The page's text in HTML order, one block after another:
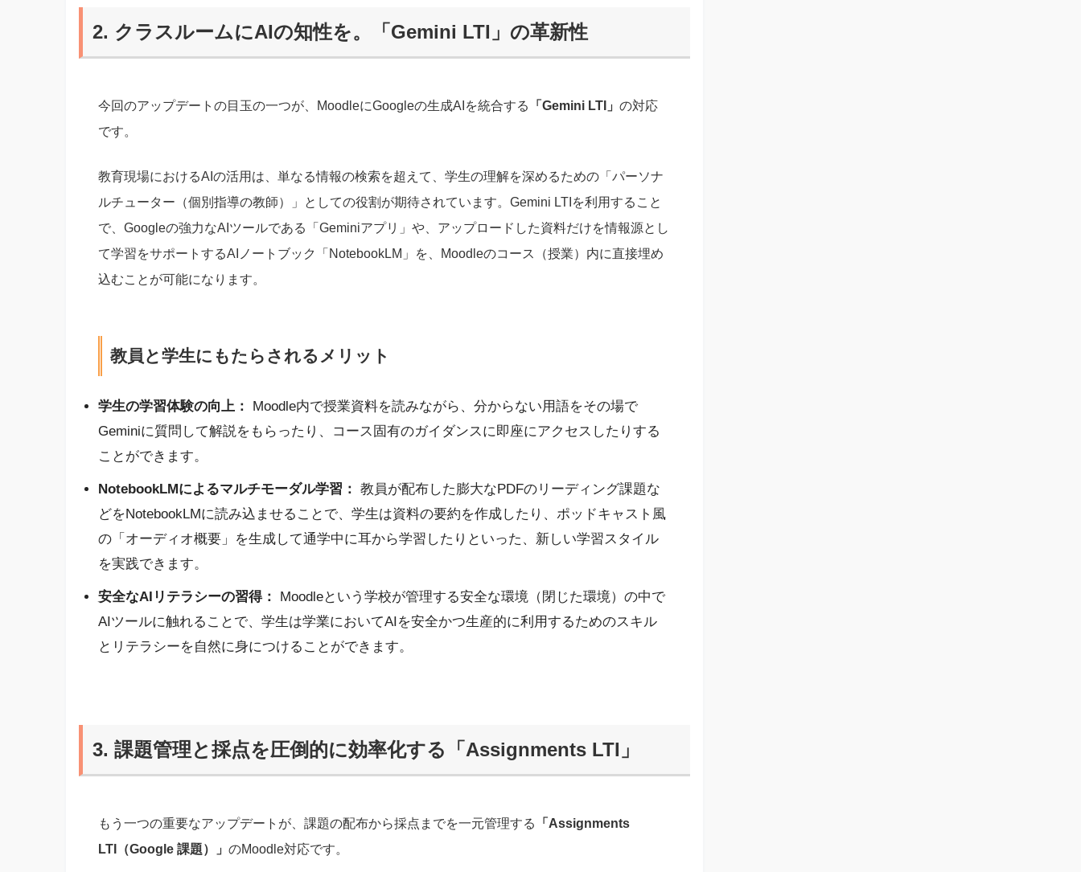
2. クラスルームにAIの知性を。「Gemini LTI」の革新性
今回のアップデートの目玉の一つが、MoodleにGoogleの生成AIを統合する 「Gemini LTI」 の対応
です。
教育現場におけるAIの活用は、単なる情報の検索を超えて、学生の理解を深めるための「パーソナ
ルチューター（個別指導の教師）」としての役割が期待されています。Gemini LTIを利用すること
で、Googleの強力なAIツールである「Geminiアプリ」や、アップロードした資料だけを情報源とし
て学習をサポートするAIノートブック「NotebookLM」を、Moodleのコース（授業）内に直接埋め
込むことが可能になります。
教員と学生にもたらされるメリット
学生の学習体験の向上：
Moodle内で授業資料を読みながら、分からない用語をその場で
Geminiに質問して解説をもらったり、コース固有のガイダンスに即座にアクセスしたりする
ことができます。
NotebookLMによるマルチモーダル学習： 教員が配布した膨大なPDFのリーディング課題な
どをNotebookLMに読み込ませることで、学生は資料の要約を作成したり、ポッドキャスト風
の「オーディオ概要」を生成して通学中に耳から学習したりといった、新しい学習スタイル
を実践できます。
安全なAIリテラシーの習得：
Moodleという学校が管理する安全な環境（閉じた環境）の中で
AIツールに触れることで、学生は学業においてAIを安全かつ生産的に利用するためのスキル
とリテラシーを自然に身につけることができます。
3. 課題管理と採点を圧倒的に効率化する「Assignments LTI」
もう一つの重要なアップデートが、課題の配布から採点までを一元管理する
「Assignments
LTI（Google 課題）」 のMoodle対応です。